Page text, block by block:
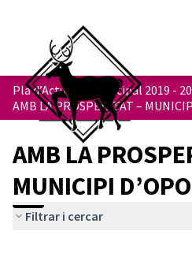
Pla d’Actuació Municipal 2019 -
AMB LA PROSPERITAT –
AMB LA
MUNICIPI
Filtrar i cercar